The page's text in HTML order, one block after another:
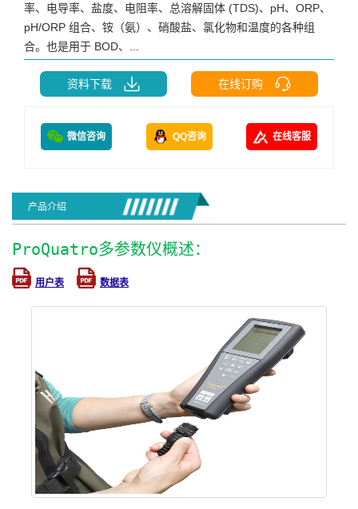
率、电导率、盐度、电阻率、总溶解固体 (TDS)、pH、ORP、
pH/ORP 组合、铵（氨）、硝酸盐、氯化物和温度的各种组
合。也是用于 BOD、...
资料下载 在线订购
微信咨询 QQ咨询 在线客服
产品介绍
ProQuatro多参数仪概述：
用户表 数据表